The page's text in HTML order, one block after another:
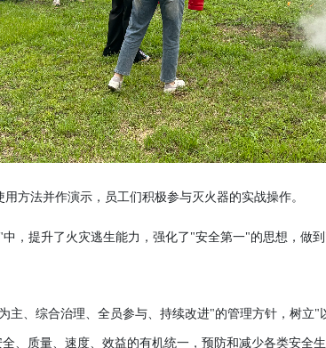
用方法并作演示 ， 员工们积极参与灭火器的实战操作。
中，提升了 火灾逃生能力 ，强化了 "安全第一"的思想 ，做到
主、综合治理、全员参与、持续改进"的管理方针，树立
、质量、速度、效益的有机统一，预防和减少各类安全